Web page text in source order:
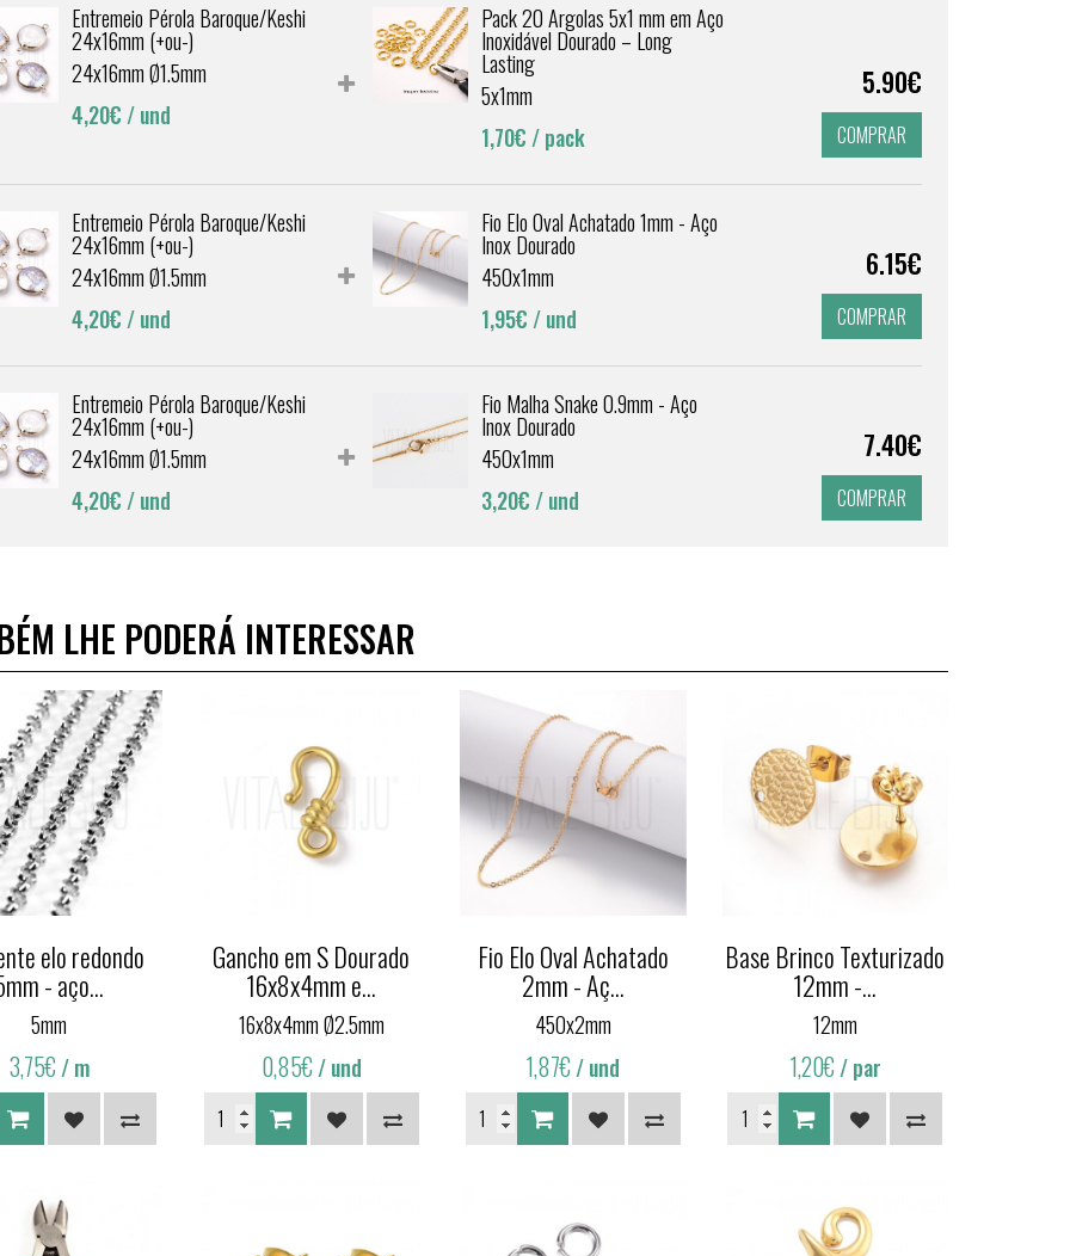
Entremeio Pérola Baroque/Keshi
24x16mm (+ou-)
24x16mm Ø1.5mm
4,20€ / und
Pack 20 Argolas 5x1 mm em Aço
Inoxidável Dourado – Long
Lasting
5x1mm
1,70€ / pack
5.90€
COMPRAR
Entremeio Pérola Baroque/Keshi
24x16mm (+ou-)
24x16mm Ø1.5mm
4,20€ / und
Fio Elo Oval Achatado 1mm - Aço
Inox Dourado
450x1mm
1,95€ / und
6.15€
COMPRAR
Entremeio Pérola Baroque/Keshi
24x16mm (+ou-)
24x16mm Ø1.5mm
4,20€ / und
Fio Malha Snake 0.9mm - Aço
Inox Dourado
450x1mm
3,20€ / und
7.40€
COMPRAR
LHE PODERÁ INTERESSAR
elo redondo
- aço...
5mm
3,75€/ m
Gancho em S Dourado
16x8x4mm e...
16x8x4mm Ø2.5mm
0,85€/ und
Fio Elo Oval Achatado
2mm - Aç...
450x2mm
1,87€/ und
Base Brinco Texturizado
12mm -...
12mm
1,20€/ par